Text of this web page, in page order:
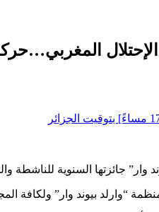
وار” جائزتها السنوية
“وارلد بيوند وار” ولكافة